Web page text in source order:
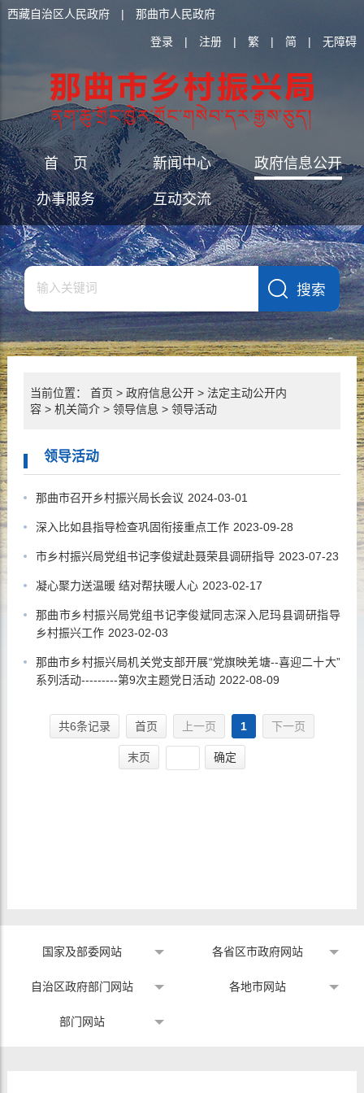
西藏自治区人民政府 | 那曲市人民政府
登录 | 注册 | 繁 | 简 | 无障碍
首 页 新闻中心 政府信息公开
办事服务 互动交流
当前位置： 首页 > 政府信息公开> 法定主动公开内
容> 机关简介> 领导信息 > 领导活动
领导活动
那曲市召开乡村振兴局长会议 2024-03-01
深入比如县指导检查巩固衔接重点工作 2023-09-28
市乡村振兴局党组书记李俊斌赴聂荣县调研指导 2023-07-23
凝心聚力送温暖 结对帮扶暖人心 2023-02-17
那曲市乡村振兴局党组书记李俊斌同志深入尼玛县调研指导
乡村振兴工作 2023-02-03
那曲市乡村振兴局机关党支部开展“党旗映羌塘--喜迎二十大”
系列活动---------第9次主题党日活动 2022-08-09
共6条记录 首页 上一页 1 下一页
末页 确定
国家及部委网站 各省区市政府网站
自治区政府部门网站 各地市网站
部门网站